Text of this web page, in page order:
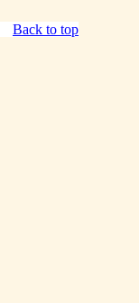
Back to top